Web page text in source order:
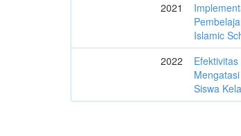
2021
Islamic
2022
Siswa